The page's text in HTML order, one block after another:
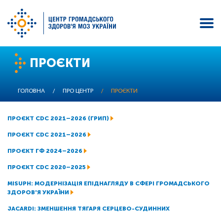
Перейти
вмісту
ПРОЄКТИ
ГОЛОВНА / ПРО ЦЕНТР / ПРОЄКТИ
ПРОЄКТ CDC 2021–2026 (ГРИП)
ПРОЄКТ CDC 2021–2026
ПРОЄКТ ГФ 2024–2026
ПРОЄКТ CDC 2020–2025
MISUPH: МОДЕРНІЗАЦІЯ ЕПІДНАГЛЯДУ В СФЕРІ ГРОМАДСЬКОГО
ЗДОРОВ'Я УКРАЇНИ
JACARDI: ЗМЕНШЕННЯ ТЯГАРЯ СЕРЦЕВО-СУДИННИХ